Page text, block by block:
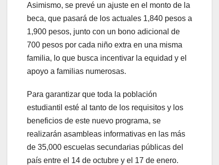
Asimismo, se prevé un ajuste en el monto de la
beca, que pasará de los actuales 1,840 pesos a
1,900 pesos, junto con un bono adicional de
700 pesos por cada niño extra en una misma
familia, lo que busca incentivar la equidad y el
apoyo a familias numerosas.
Para garantizar que toda la población
estudiantil esté al tanto de los requisitos y los
beneficios de este nuevo programa, se
realizarán asambleas informativas en las más
de 35,000 escuelas secundarias públicas del
país entre el 14 de octubre y el 17 de enero.